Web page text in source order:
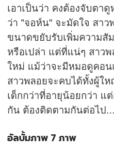
เอาเป็นว่า คงต้องจับตา
ว่า "จอห์น" จะมัดใจ สาว
ขนาดขยับรับเพิ่มความสั
หรือเปล่า แต่ที่แน่ๆ สาว
ใหม่ แม้ว่าจะมีหมอดูคอน
สาวพลอยจะคบได้ทั้งผู้ใ
เด็กกว่าที่อายุน้อยกว่า แ
กัน ต้องติดตามกันต่อไป
อัลบั้มภาพ 7 ภาพ